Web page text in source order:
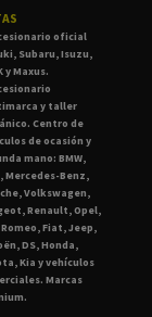
oficial
Subaru, Isuzu,
y Maxus.
y taller
Centro de
de ocasión y
mano: BMW,
Mercedes-Benz,
Volkswagen,
Renault, Opel,
Fiat, Jeep,
DS, Honda,
Kia y vehículos
Marcas